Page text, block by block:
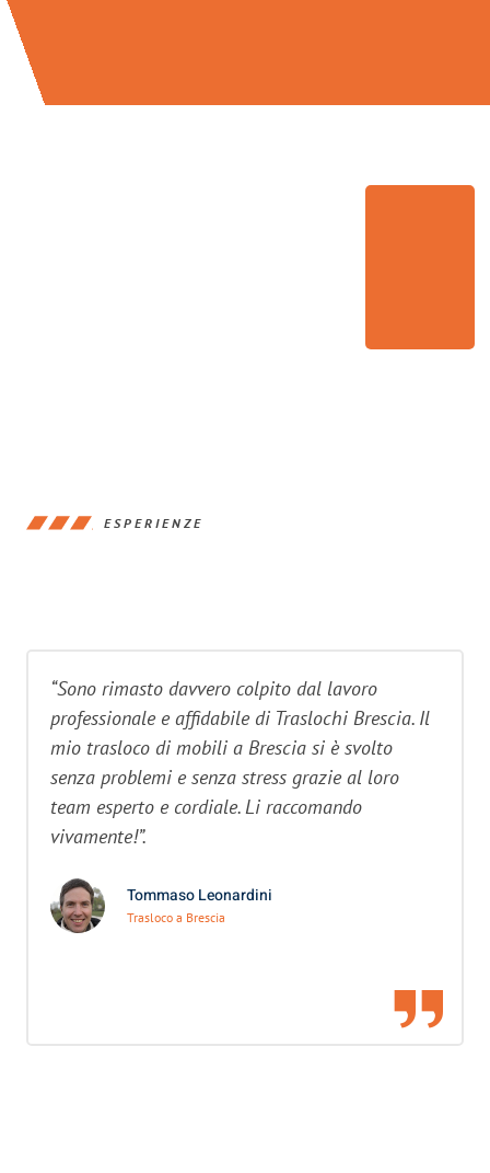
ESPERIENZE
“Sono rimasto davvero colpito dal lavoro
professionale e affidabile di Traslochi Brescia. Il
mio trasloco di mobili a Brescia si è svolto
senza problemi e senza stress grazie al loro
team esperto e cordiale. Li raccomando
vivamente!”.
Tommaso Leonardini
Trasloco a Brescia